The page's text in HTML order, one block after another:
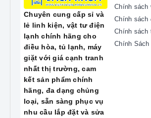
kiện Sony chất lượng cao, có
bảo hành rõ ràng sau sửa chữa.
Dịch vụ tại nhà:Tiếp nhận yêu
mặt tại nhà khách hàng nhanh
tiết kiệm thời gian di chuyển.
Bảo hành dài hạn:
lỗi đã sửa, mang lại sự yên tâm
cho khách hàng.
🔍 Chuyên sửa
Chuyên cung cấp sỉ và
lẻ linh kiện, vật tư điện
lạnh chính hãng cho
điều hòa, tủ lạnh, máy
giặt với giá cạnh tranh
nhất thị trường, cam
kết sản phẩm chính
hãng, đa dạng chủng
loại, sẵn sàng phục vụ
nhu cầu lắp đặt và sửa
Chính sách
Chính sách
Chính sách
Chính Sách